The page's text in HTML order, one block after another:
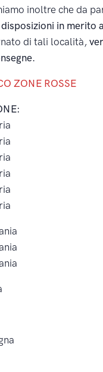
inoltre che da
disposizioni in merito
di tali località,
ZONE ROSSE